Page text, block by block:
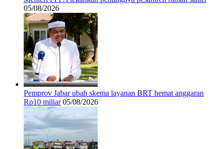
05/08/2026
Pemprov Jabar ubah skema layanan BRT hemat anggaran
Rp10 miliar 05/08/2026